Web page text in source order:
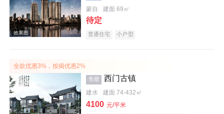
效果图
蒙自 建面 69㎡
待定
普通住宅 小户型
全款优惠3%，按揭优惠2%
售罄 西门古镇
建水 建面 74-432㎡
4100 元/平米